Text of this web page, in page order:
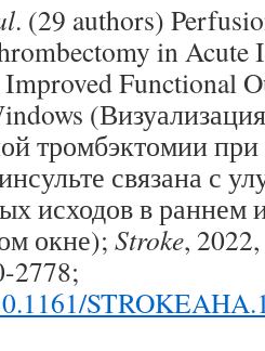
. (29 authors)
in Acute
Functional
тромбэктомии
связана с
исходов в раннем
окне); Stroke,
2778;